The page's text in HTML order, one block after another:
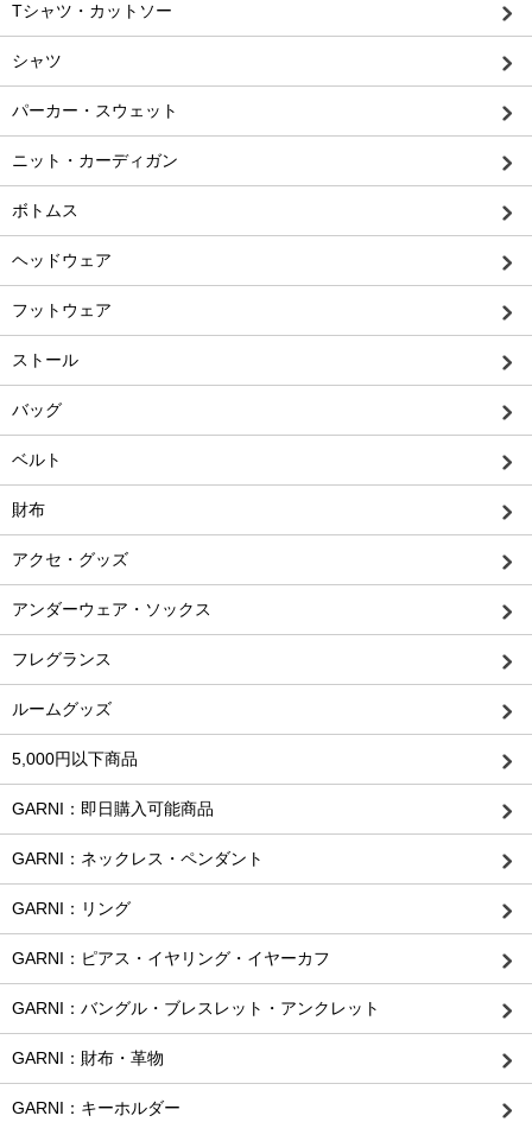
Tシャツ・カットソー
シャツ
パーカー・スウェット
ニット・カーディガン
ボトムス
ヘッドウェア
フットウェア
ストール
バッグ
ベルト
財布
アクセ・グッズ
アンダーウェア・ソックス
フレグランス
ルームグッズ
5,000円以下商品
GARNI：即日購入可能商品
GARNI：ネックレス・ペンダント
GARNI：リング
GARNI：ピアス・イヤリング・イヤーカフ
GARNI：バングル・ブレスレット・アンクレット
GARNI：財布・革物
GARNI：キーホルダー